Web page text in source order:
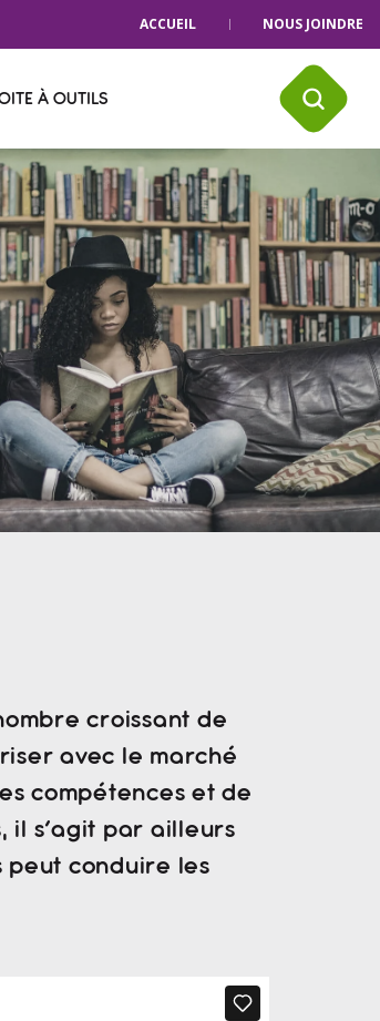
ACCUEIL NOUS JOINDRE
À OUTILS
croissant de
avec le marché
compétences et de
il s’agit par ailleurs
peut conduire les